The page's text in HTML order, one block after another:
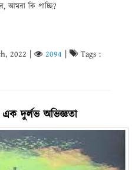
আমরা কি পাচ্ছি?
2022 2094 Tags :
এক দুর্লভ অভিজ্ঞতা